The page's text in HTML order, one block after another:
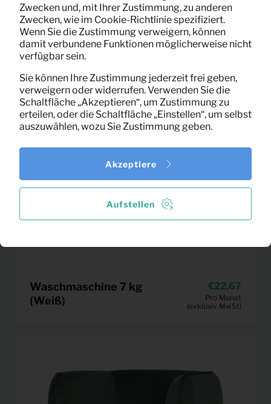
Matratze (80×200)
Pro Monat
(exklusiv MwSt)
Waschmaschine 7 kg
(Weiß)
22,67
Pro Monat
(exklusiv MwSt)
Zwecken und, mit Ihrer Zustimmung, zu anderen
Zwecken, wie im Cookie-Richtlinie spezifiziert.
Wenn Sie die Zustimmung verweigern, können
damit verbundene Funktionen möglicherweise nicht
verfügbar sein.
Sie können Ihre Zustimmung jederzeit frei geben,
verweigern oder widerrufen. Verwenden Sie die
Schaltfläche „Akzeptieren“, um Zustimmung zu
erteilen, oder die Schaltfläche „Einstellen“, um selbst
auszuwählen, wozu Sie Zustimmung geben.
Aufstellen
Akzeptiere